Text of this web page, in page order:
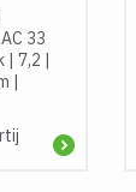
AC 33
| 7,2 |
|